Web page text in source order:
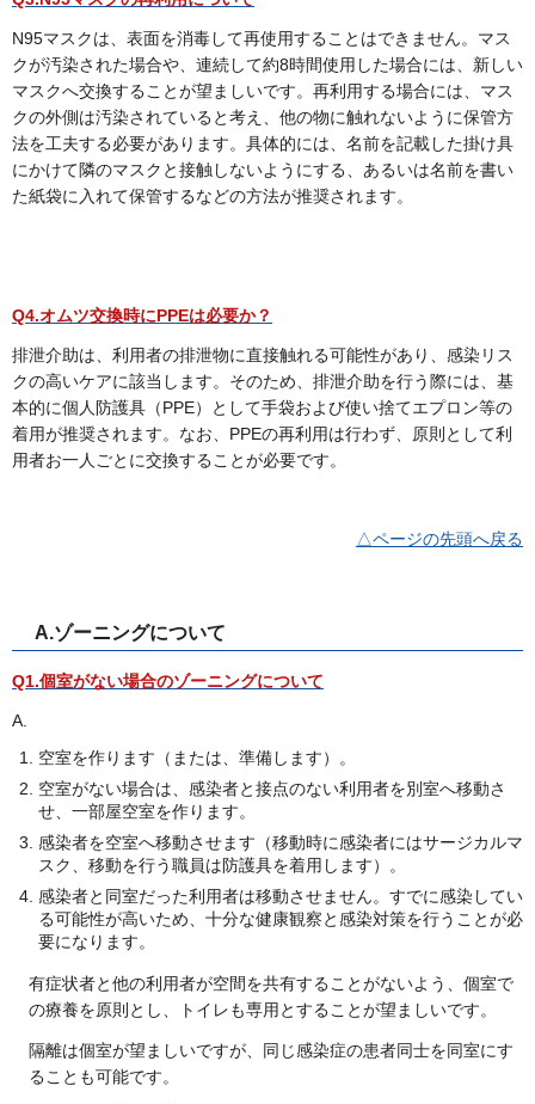
N95マスクは、表面を消毒して再使用することはできません。マス
クが汚染された場合や、連続して約8時間使用した場合には、新しい
マスクへ交換することが望ましいです。再利用する場合には、マス
クの外側は汚染されていると考え、他の物に触れないように保管方
法を工夫する必要があります。具体的には、名前を記載した掛け具
にかけて隣のマスクと接触しないようにする、あるいは名前を書い
た紙袋に入れて保管するなどの方法が推奨されます。
Q4.オムツ交換時にPPEは必要か？
排泄介助は、利用者の排泄物に直接触れる可能性があり、感染リス
クの高いケアに該当します。そのため、排泄介助を行う際には、基
本的に個人防護具（PPE）として手袋および使い捨てエプロン等の
着用が推奨されます。なお、PPEの再利用は行わず、原則として利
用者お一人ごとに交換することが必要です。
△ページの先頭へ戻る
A.ゾーニングについて
Q1.個室がない場合のゾーニングについて
A.
空室を作ります（または、準備します）。
空室がない場合は、感染者と接点のない利用者を別室へ移動さ
せ、一部屋空室を作ります。
感染者を空室へ移動させます（移動時に感染者にはサージカルマ
スク、移動を行う職員は防護具を着用します）。
感染者と同室だった利用者は移動させません。すでに感染してい
る可能性が高いため、十分な健康観察と感染対策を行うことが必
要になります。
有症状者と他の利用者が空間を共有することがないよう、個室で
の療養を原則とし、トイレも専用とすることが望ましいです。
隔離は個室が望ましいですが、同じ感染症の患者同士を同室にす
ることも可能です。